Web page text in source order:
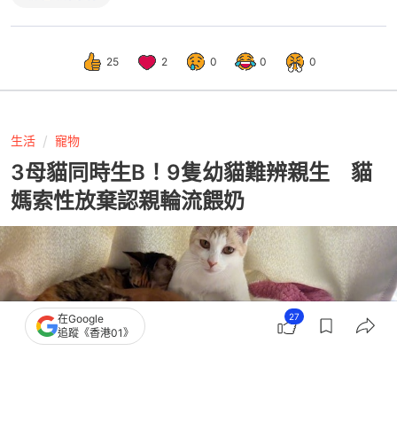
25 2 0 0 0
生活 寵物
3母貓同時生B！9隻幼貓難辨親生 貓
媽索性放棄認親輪流餵奶
在Google
追蹤《香港01》
27